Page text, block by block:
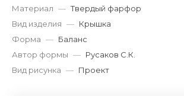
Материал — Твердый фарфор
Вид изделия — Крышка
Форма — Баланс
Автор формы — Русаков С.К.
Вид рисунка — Проект